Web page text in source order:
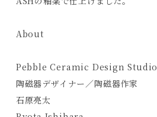
About
Pebble Ceramic Design Studio
陶磁器デザイナー／陶磁器作家
石原亮太